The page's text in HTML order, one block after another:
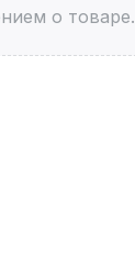
о товаре.